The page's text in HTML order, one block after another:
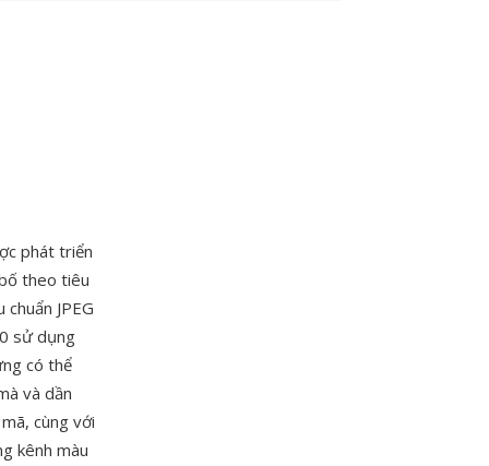
phát triển
theo tiêu
JPEG
sử dụng
có thể
và dần
cùng với
kênh màu